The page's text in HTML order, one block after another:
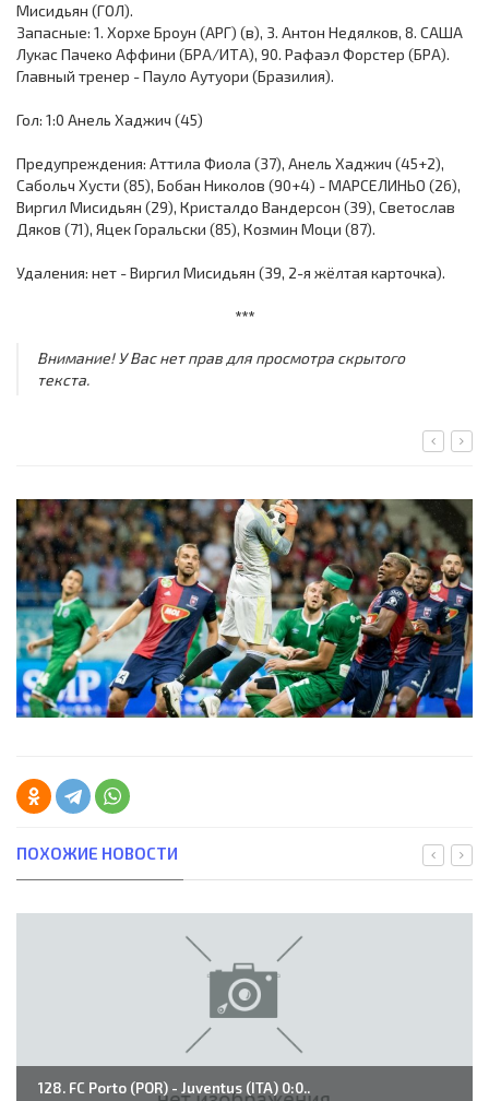
Мисидьян (ГОЛ).
Запасные: 1. Хорхе Броун (АРГ) (в), 3. Антон Недялков, 8. САША
Лукас Пачеко Аффини (БРА/ИТА), 90. Рафаэл Форстер (БРА).
Главный тренер - Пауло Аутуори (Бразилия).
Гол: 1:0 Анель Хаджич (45)
Предупреждения: Аттила Фиола (37), Анель Хаджич (45+2),
Сабольч Хусти (85), Бобан Николов (90+4) - МАРСЕЛИНЬО (26),
Виргил Мисидьян (29), Кристалдо Вандерсон (39), Светослав
Дяков (71), Яцек Горальски (85), Козмин Моци (87).
Удаления: нет - Виргил Мисидьян (39, 2-я жёлтая карточка).
***
Внимание! У Вас нет прав для просмотра скрытого
текста.
ПОХОЖИЕ НОВОСТИ
128. FC Porto (POR) - Juventus (ITA) 0:0..